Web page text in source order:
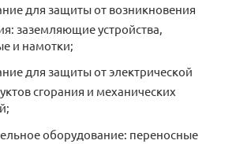
для защиты от возникновения
заземляющие устройства,
и намотки;
для защиты от электрической
сгорания и механических
оборудование: переносные